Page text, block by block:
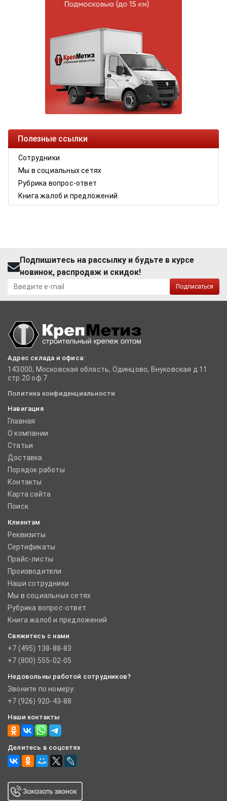
Полезные ссылки
Сотрудники
Мы в социальных сетях
Рубрика вопрос-ответ
Книга жалоб и предложений
Подпишитесь на рассылку и будьте в курсе
новинок, распродаж и скидок!
Подписаться
Адрес склада и офиса:
143000, Московская область, Одинцово, Внуковская д.11
стр.20 оф.7
Политика конфиденциальности
Навигация
Главная
О компании
Статьи
Доставка
Порядок работы
Контакты
Карта сайта
Поиск
Клиентам
Реквизиты
Сертификаты
Прайс-листы
Производители
Наши сотрудники
Мы в социальных сетях
Рубрика вопрос-ответ
Книга жалоб и предложений
Свяжитесь с нами
+7 (495) 138-88-83
+7 (800) 555-02-05
Недовольны работой сотрудников?
Звоните по номеру:
+7 (926) 920-43-88
Наши контакты
Делитесь в соцсетях